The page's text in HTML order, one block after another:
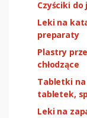
Czyściki do
Leki na
preparaty
Plastry
chłodzące
Tabletki na
tabletek,
Leki na